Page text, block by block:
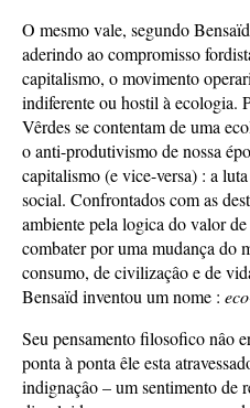
O mesmo vale, segundo
aderindo ao compromisso
capitalismo, o movimento
indiferente ou hostil à ecologia.
Vêrdes se contentam de uma
o anti-produtivismo de nossa
capitalismo (e vice-versa) : a
social. Confrontados com as
ambiente pela logica do valor
combater por uma mudança do
consumo, de civilizaçâo e de
Bensaïd inventou um nome :
Seu pensamento filosofico nâo
ponta à ponta êle esta
indignaçâo – um sentimento de